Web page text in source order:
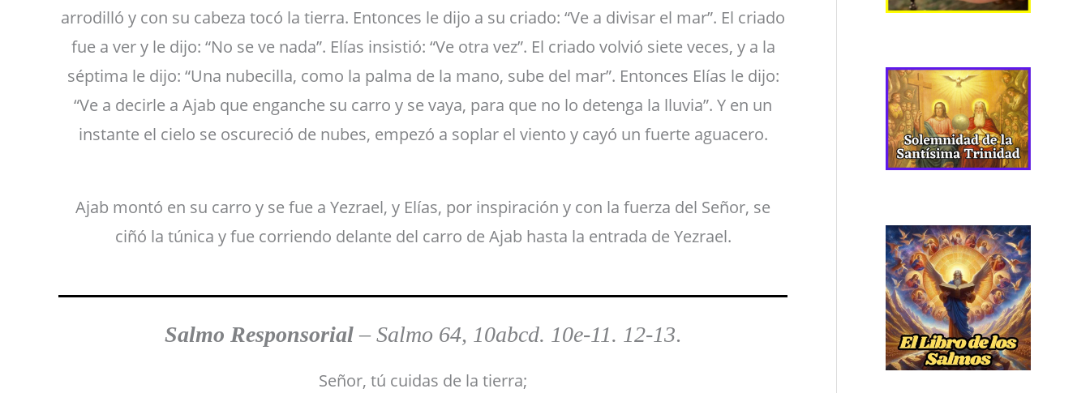
arrodilló y con su cabeza tocó la tierra. Entonces le dijo a su criado: “Ve a divisar el mar”. El criado
fue a ver y le dijo: “No se ve nada”. Elías insistió: “Ve otra vez”. El criado volvió siete veces, y a la
séptima le dijo: “Una nubecilla, como la palma de la mano, sube del mar”. Entonces Elías le dijo:
“Ve a decirle a Ajab que enganche su carro y se vaya, para que no lo detenga la lluvia”. Y en un
instante el cielo se oscureció de nubes, empezó a soplar el viento y cayó un fuerte aguacero.
Ajab montó en su carro y se fue a Yezrael, y Elías, por inspiración y con la fuerza del Señor, se
ciñó la túnica y fue corriendo delante del carro de Ajab hasta la entrada de Yezrael.
Salmo Responsorial –Salmo 64, 10abcd. 10e-11. 12-13.
Señor, tú cuidas de la tierra;